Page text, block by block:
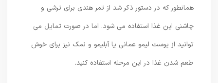
همانطور که در دستور ذکر شد از تمر هندی برای ترشی و
چاشنی این غذا استفاده می شود. اما در صورت تمایل می
توانید از پوست لیمو عمانی یا آبلیمو و نمک نیز برای خوش
طعم شدن غذا در این مرحله استفاده کنید.